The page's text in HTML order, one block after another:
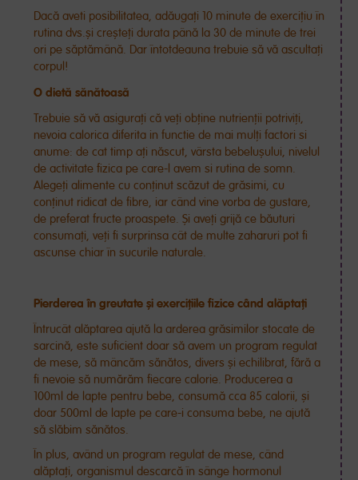
Dacă aveti posibilitatea, adăugați 10 minute de exercițiu în
rutina dvs.și creșteți durata până la 30 de minute de trei
ori pe săptămână. Dar întotdeauna trebuie să vă ascultați
corpul!
O dietă sănătoasă
Trebuie să vă asigurați că veți obține nutrienții potriviți,
nevoia calorica diferita in functie de mai mulți factori si
anume: de cat timp ați născut, vârsta bebelușului, nivelul
de activitate fizica pe care-l avem si rutina de somn.
Alegeți alimente cu conținut scăzut de grăsimi, cu
conținut ridicat de fibre, iar când vine vorba de gustare,
de preferat fructe proaspete. Și aveți grijă ce băuturi
consumați, veți fi surprinsa cât de multe zaharuri pot fi
ascunse chiar în sucurile naturale.
Pierderea în greutate și exercițiile fizice când alăptați
Întrucât alăptarea ajută la arderea grăsimilor stocate de
sarcină, este suficient doar să avem un program regulat
de mese, să mâncăm sănătos, divers și echilibrat, fără a
fi nevoie să numărăm fiecare calorie. Producerea a
100ml de lapte pentru bebe, consumă cca 85 calorii, și
doar 500ml de lapte pe care-i consuma bebe, ne ajută
să slăbim sănătos.
În plus, având un program regulat de mese, când
alăptați, organismul descarcă în sânge hormonul